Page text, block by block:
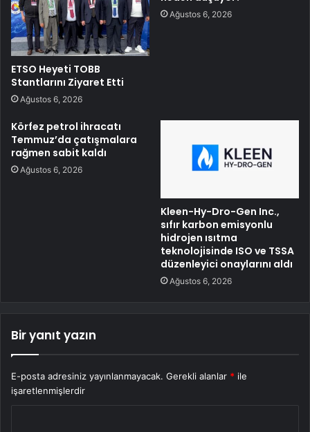
ETSO Heyeti TOBB
Stantlarını Ziyaret Etti
Ağustos 6, 2026
Ağustos 6, 2026
Körfez petrol ihracatı
Temmuz’da çatışmalara
rağmen sabit kaldı
Ağustos 6, 2026
Kleen-Hy-Dro-Gen Inc.,
sıfır karbon emisyonlu
hidrojen ısıtma
teknolojisinde ISO ve TSSA
düzenleyici onaylarını aldı
Ağustos 6, 2026
Bir yanıt yazın
E-posta adresiniz yayınlanmayacak. Gerekli alanlar * ile
işaretlenmişlerdir